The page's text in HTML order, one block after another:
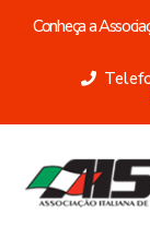
Conheça a